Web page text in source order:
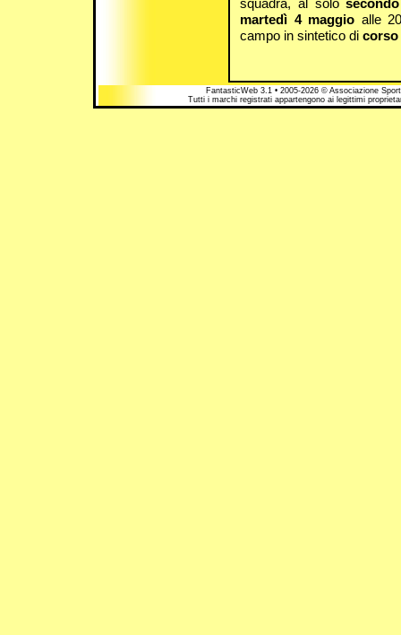
squadra, al solo
martedì 4 maggio alle
campo in sintetico di corso
FantasticWeb 3.1 • 2005-2026 © Associazione
Tutti i marchi registrati appartengono ai legittimi